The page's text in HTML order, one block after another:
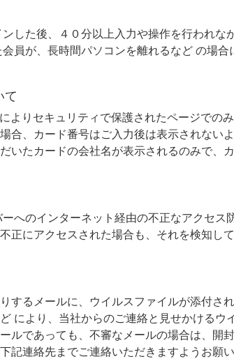
した後、４０分以上入力や操作を行われな
員が、長時間パソコンを離れるなど の場
て
よりセキュリティで保護されたページでの
合、カード番号はご入力後は表示されない
いたカードの会社名が表示されるのみで、
へのインターネット経由の不正なアクセス
正にアクセスされた場合も、それを検知し
するメールに、ウイルスファイルが添付さ
により、当社からのご連絡と見せかけるウ
ルであっても、不審なメールの場合は、開
記連絡先までご連絡いただきますようお願い